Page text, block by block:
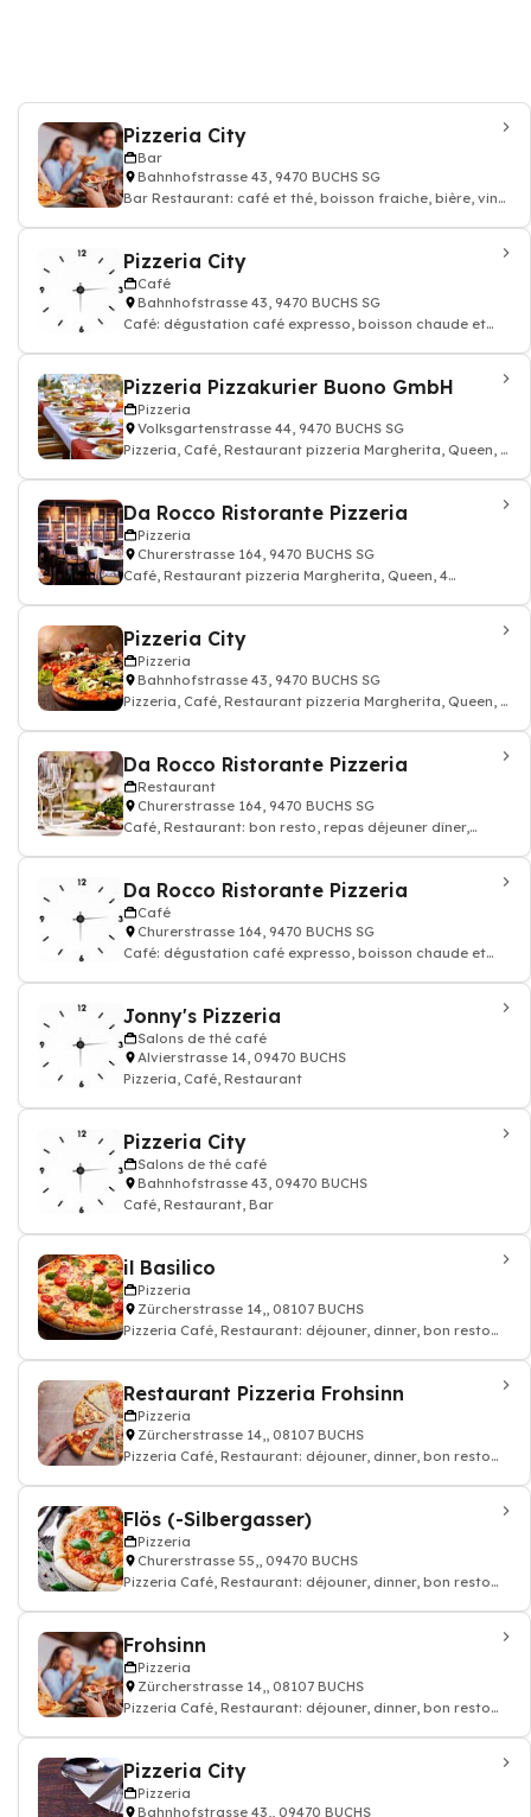
Pizzeria City
Bar
Bahnhofstrasse 43, 9470 BUCHS SG
Bar Restaurant: café et thé, boisson fraiche, bière, vin
Pizzeria City
Café
Bahnhofstrasse 43, 9470 BUCHS SG
Café: dégustation café expresso, boisson chaude et
Pizzeria Pizzakurier Buono GmbH
Pizzeria
Volksgartenstrasse 44, 9470 BUCHS SG
Pizzeria, Café, Restaurant pizzeria Margherita, Queen, 4
Da Rocco Ristorante Pizzeria
Pizzeria
Churerstrasse 164, 9470 BUCHS SG
Café, Restaurant pizzeria Margherita, Queen, 4
Pizzeria City
Pizzeria
Bahnhofstrasse 43, 9470 BUCHS SG
Pizzeria, Café, Restaurant pizzeria Margherita, Queen, 4
Da Rocco Ristorante Pizzeria
Restaurant
Churerstrasse 164, 9470 BUCHS SG
Café, Restaurant: bon resto, repas déjeuner dîner,
Da Rocco Ristorante Pizzeria
Café
Churerstrasse 164, 9470 BUCHS SG
Café: dégustation café expresso, boisson chaude et
Jonny's Pizzeria
Salons de thé café
Alvierstrasse 14, 09470 BUCHS
Pizzeria, Café, Restaurant
Pizzeria City
Salons de thé café
Bahnhofstrasse 43, 09470 BUCHS
Café, Restaurant, Bar
il Basilico
Pizzeria
Zürcherstrasse 14,, 08107 BUCHS
Pizzeria Café, Restaurant: déjouner, dinner, bon resto
Restaurant Pizzeria Frohsinn
Pizzeria
Zürcherstrasse 14,, 08107 BUCHS
Pizzeria Café, Restaurant: déjouner, dinner, bon resto
Flös (-Silbergasser)
Pizzeria
Churerstrasse 55,, 09470 BUCHS
Pizzeria Café, Restaurant: déjouner, dinner, bon resto
Frohsinn
Pizzeria
Zürcherstrasse 14,, 08107 BUCHS
Pizzeria Café, Restaurant: déjouner, dinner, bon resto
Pizzeria City
Pizzeria
Bahnhofstrasse 43,, 09470 BUCHS